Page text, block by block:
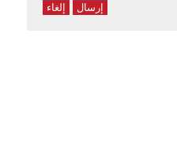
إرسال إلغاء